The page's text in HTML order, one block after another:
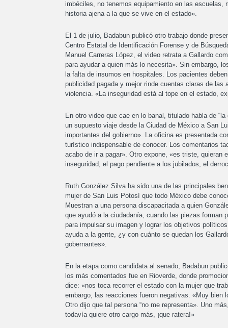
imbéciles, no tenemos equipamiento en las escuelas,
historia ajena a la que se vive en el estado».
El 1 de julio, Badabun publicó otro trabajo donde
Centro Estatal de Identificación Forense y de
Manuel Carreras López, el video retrata a Gallardo
para ayudar a quien más lo necesita». Sin embargo,
la falta de insumos en hospitales. Los pacientes
publicidad pagada y mejor rinde cuentas claras de
violencia. «La inseguridad está al tope en el estado,
En otro video que cae en lo banal, titulado habla de
un supuesto viaje desde la Ciudad de México a San
importantes del gobierno». La oficina es presentada
turístico indispensable de conocer. Los comentarios
acabo de ir a pagar». Otro expone, «es triste, quieran
inseguridad, el pago pendiente a los jubilados, el
Ruth González Silva ha sido una de las principales
mujer de San Luis Potosí que todo México debe
Muestran a una persona discapacitada a quien
que ayudó a la ciudadanía, cuando las piezas forman
para impulsar su imagen y lograr los objetivos
ayuda a la gente, ¿y con cuánto se quedan los
gobernantes».
En la etapa como candidata al senado, Badabun
los más comentados fue en Rioverde, donde
dice: «nos toca recorrer el estado con la mujer que
embargo, las reacciones fueron negativas. «Muy
Otro dijo que tal persona “no me representa». Uno
todavía quiere otro cargo más, ¡que ratera!»